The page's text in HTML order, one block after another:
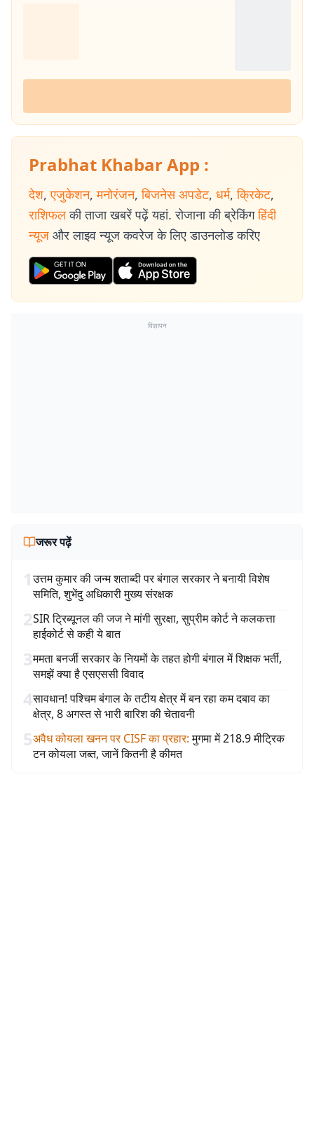
Prabhat Khabar App :
देश, एजुकेशन, मनोरंजन, बिजनेस अपडेट, धर्म, क्रिकेट,
राशिफल की ताजा खबरें पढ़ें यहां. रोजाना की ब्रेकिंग हिंदी
न्यूज और लाइव न्यूज कवरेज के लिए डाउनलोड करिए
विज्ञापन
जरूर पढ़ें
1उत्तम कुमार की जन्म शताब्दी पर बंगाल सरकार ने बनायी विशेष
समिति, शुभेंदु अधिकारी मुख्य संरक्षक
2SIR ट्रिब्यूनल की जज ने मांगी सुरक्षा, सुप्रीम कोर्ट ने कलकत्ता
हाईकोर्ट से कही ये बात
3ममता बनर्जी सरकार के नियमों के तहत होगी बंगाल में शिक्षक भर्ती,
समझें क्या है एसएससी विवाद
4सावधान! पश्चिम बंगाल के तटीय क्षेत्र में बन रहा कम दबाव का
क्षेत्र, 8 अगस्त से भारी बारिश की चेतावनी
5अवैध कोयला खनन पर CISF का प्रहार: मुगमा में 218.9 मीट्रिक
टन कोयला जब्त, जानें कितनी है कीमत